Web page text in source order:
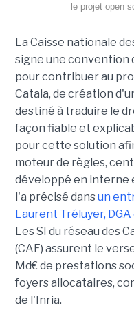
le projet open
La Caisse nationale
signe une convention
pour contribuer au
Catala, de création
destiné à traduire le
façon fiable et
pour cette solution
moteur de règles,
développé en interne
l'a précisé dansun
Laurent Tréluyer, DGA
Les SI du réseau des
(CAF) assurent le
Md€ de prestations
foyers allocataires,
de l'Inria.